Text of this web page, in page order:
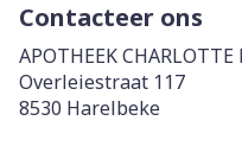
Contacteer ons
APOTHEEK CHARLOTTE
Overleiestraat 117
8530 Harelbeke